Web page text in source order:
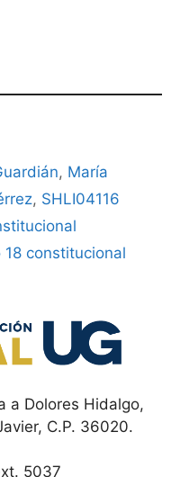
, María
, SHLI04116
constitucional
a Dolores Hidalgo,
C.P. 36020.
5037